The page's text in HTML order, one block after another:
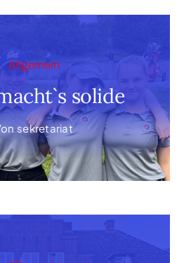
Allgemein
solide
sekretariat